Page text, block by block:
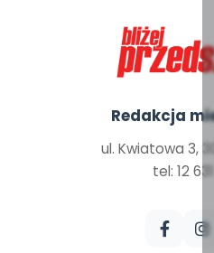
Redakcja
ul. Kwiatowa 3,
tel: 12 631